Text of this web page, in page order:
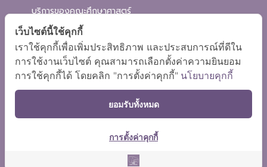
บริการของคณะศึกษาศาสตร์
→ เว็บไซต์คณะศึกษาศาสตร์
→ ระบบจัดการเว็บไซต์
→ ระบบ Admission
→ EDU MIS
→ EDU SIS
Copyright © 2018 EDU CMU All rights reserved.
เว็บไซต์นี้ใช้คุกกี้
เราใช้คุกกี้เพื่อเพิ่มประสิทธิภาพ และประสบการณ์ที่ดีใน
การใช้งานเว็บไซต์ คุณสามารถเลือกตั้งค่าความยินยอม
การใช้คุกกี้ได้ โดยคลิก "การตั้งค่าคุกกี้" นโยบายคุกกี้
ยอมรับทั้งหมด
การตั้งค่าคุกกี้